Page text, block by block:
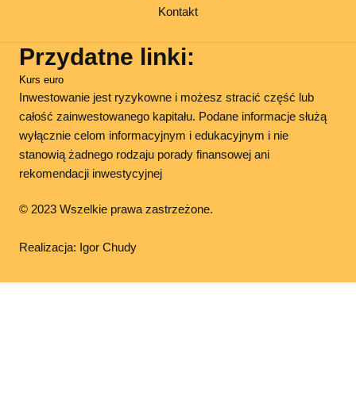
Kontakt
Przydatne linki:
Kurs euro
Inwestowanie jest ryzykowne i możesz stracić część lub
całość zainwestowanego kapitału. Podane informacje służą
wyłącznie celom informacyjnym i edukacyjnym i nie
stanowią żadnego rodzaju porady finansowej ani
rekomendacji inwestycyjnej
© 2023 Wszelkie prawa zastrzeżone.
Realizacja: Igor Chudy